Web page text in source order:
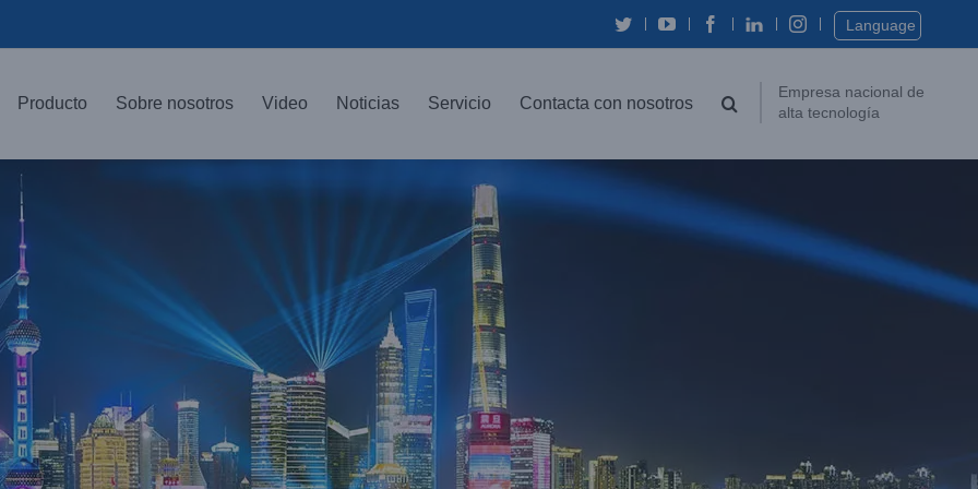
TwitterYouTubeFacebook
In InstagramLanguage
Producto Sobre nosotros Video Noticias Servicio Contacta con nosotros
Empresa nacional de
alta tecnología